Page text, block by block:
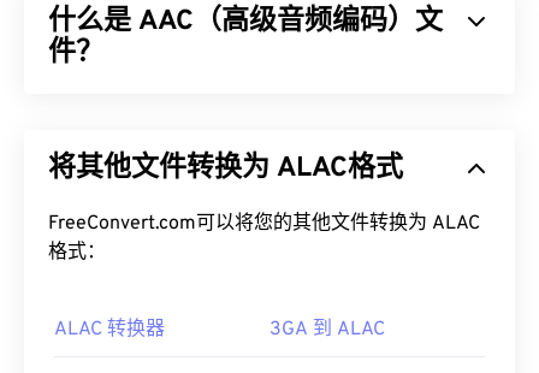
什么是 AAC（高级音频编码）文
件？
数字广播和互联网流媒体。它是iOS、YouTube
、
AAC编解码器指定为MP3的改进版本，因为它能够更
有效地压缩文件大小，同时提供与未压缩音频类似的
如何打开 AAC 文件？
将其他文件转换为 ALAC格式
FreeConvert.com可以将您的其他文件转换为 ALAC
格式：
ALAC 转换器 3GA 到 ALAC